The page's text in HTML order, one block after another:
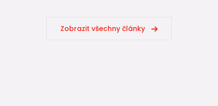
Zobrazit všechny články